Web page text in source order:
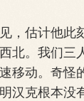
估计他此
北。我们三
移动。奇怪
汉克根本没